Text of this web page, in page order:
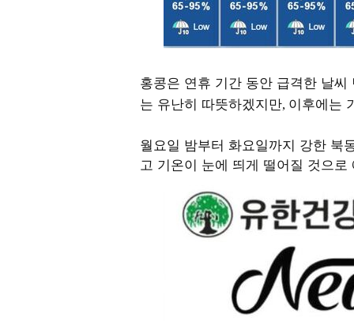
홍콩은 연휴 기간 동안 급격한 날
는 유난히 따뜻하겠지만, 이후에는
월요일 밤부터 화요일까지 강한 북
고 기온이 눈에 띄게 떨어질 것으로